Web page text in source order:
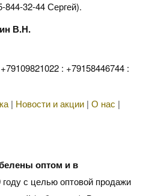
844-32-44 Сергей).
В.Н.
: +79158446744 :
| Новости и акции | О нас |
оптом и в
году с целью оптовой продажи